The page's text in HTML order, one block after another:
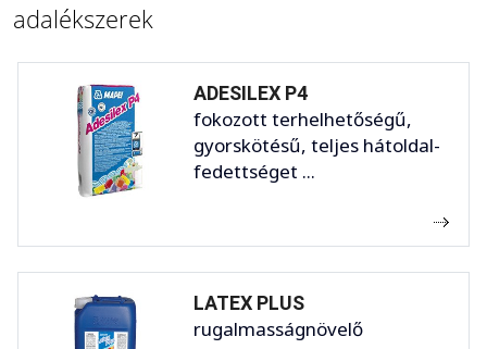
adalékszerek
ADESILEX P4
fokozott terhelhetőségű,
gyorskötésű, teljes hátoldal-
fedettséget ...
LATEX PLUS
rugalmasságnövelő